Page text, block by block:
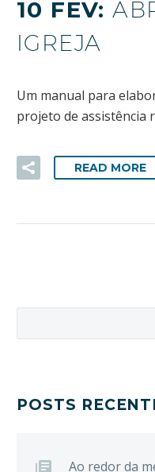
10 FEV:
IGREJA
Um manual para
projeto de assistência
READ MORE
POSTS
Ao redor da